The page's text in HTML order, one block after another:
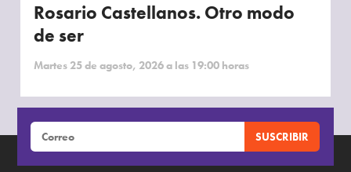
Rosario Castellanos. Otro modo
de ser
Martes 25 de agosto, 2026 a las 19:00 horas